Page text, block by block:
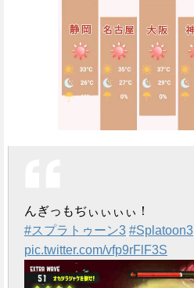
んぎっもぢぃぃぃぃ！
#スプラトゥーン3 #Splatoon3
pic.twitter.com/vfp9rFlF3S